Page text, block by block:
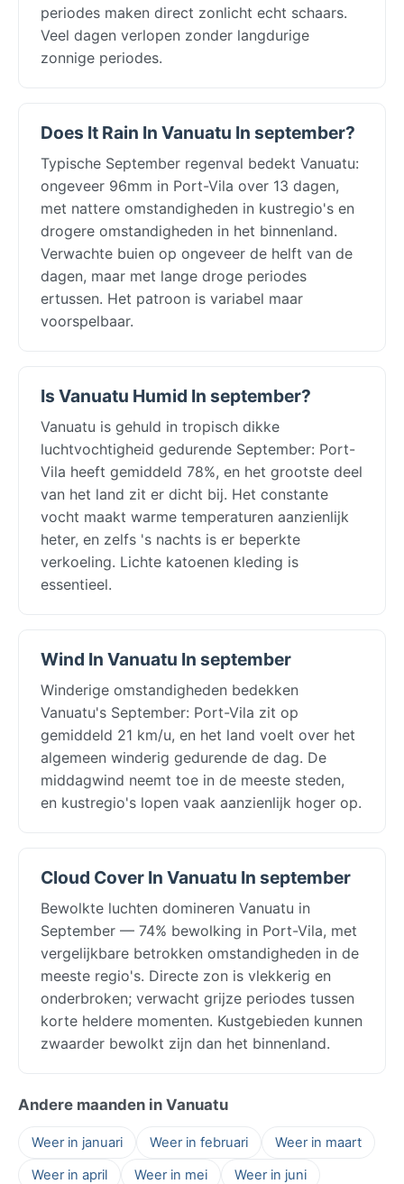
periodes maken direct zonlicht echt schaars.
Veel dagen verlopen zonder langdurige
zonnige periodes.
Does It Rain In Vanuatu In september?
Typische September regenval bedekt Vanuatu:
ongeveer 96mm in Port-Vila over 13 dagen,
met nattere omstandigheden in kustregio's en
drogere omstandigheden in het binnenland.
Verwachte buien op ongeveer de helft van de
dagen, maar met lange droge periodes
ertussen. Het patroon is variabel maar
voorspelbaar.
Is Vanuatu Humid In september?
Vanuatu is gehuld in tropisch dikke
luchtvochtigheid gedurende September: Port-
Vila heeft gemiddeld 78%, en het grootste deel
van het land zit er dicht bij. Het constante
vocht maakt warme temperaturen aanzienlijk
heter, en zelfs 's nachts is er beperkte
verkoeling. Lichte katoenen kleding is
essentieel.
Wind In Vanuatu In september
Winderige omstandigheden bedekken
Vanuatu's September: Port-Vila zit op
gemiddeld 21 km/u, en het land voelt over het
algemeen winderig gedurende de dag. De
middagwind neemt toe in de meeste steden,
en kustregio's lopen vaak aanzienlijk hoger op.
Cloud Cover In Vanuatu In september
Bewolkte luchten domineren Vanuatu in
September — 74% bewolking in Port-Vila, met
vergelijkbare betrokken omstandigheden in de
meeste regio's. Directe zon is vlekkerig en
onderbroken; verwacht grijze periodes tussen
korte heldere momenten. Kustgebieden kunnen
zwaarder bewolkt zijn dan het binnenland.
Andere maanden in Vanuatu
Weer in januari Weer in februari
Weer in maart
Weer in april
Weer in mei Weer in juni